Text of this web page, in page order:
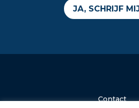
JA, SCHRIJF
Contact